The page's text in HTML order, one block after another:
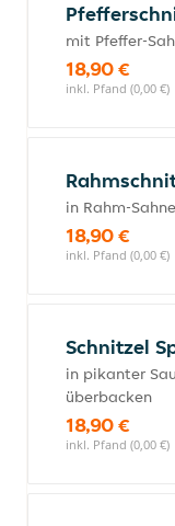
mit Pfeffer-
18,90 €
inkl. Pfand (0,00 €)
in Rahm-
18,90 €
inkl. Pfand (0,00 €)
Schnitzel
in pikanter
überbacken
18,90 €
inkl. Pfand (0,00 €)